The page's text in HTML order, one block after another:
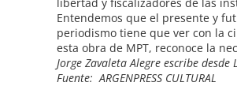
Entendemos que el presente y
periodismo tiene que ver con la
esta obra de MPT, reconoce la
Jorge Zavaleta Alegre escribe desde
Fuente: ARGENPRESS CULTURAL